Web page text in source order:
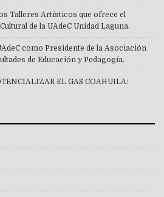
Talleres Artísticos que ofrece el
de la UAdeC Unidad Laguna.
como Presidente de la Asociación
de Educación y Pedagogía.
EL GAS COAHUILA: